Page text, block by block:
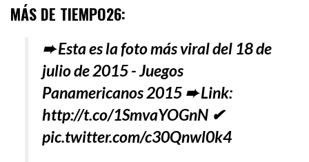
MÁS DE TIEMPO26:
➨ Esta es la foto más viral del 18 de
julio de 2015 - Juegos
Panamericanos 2015 ➨ Link:
http://t.co/1SmvaYOGnN ✔
pic.twitter.com/c30Qnwl0k4